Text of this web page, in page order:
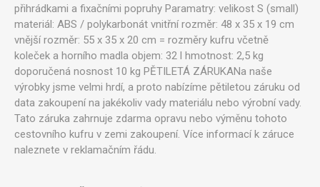
přihrádkami a fixačními popruhy Paramatry: velikost S (small)
materiál: ABS / polykarbonát vnitřní rozměr: 48 x 35 x 19 cm
vnější rozměr: 55 x 35 x 20 cm = rozměry kufru včetně
koleček a horního madla objem: 32 l hmotnost: 2,5 kg
doporučená nosnost 10 kg PĚTILETÁ ZÁRUKANa naše
výrobky jsme velmi hrdí, a proto nabízíme pětiletou záruku od
data zakoupení na jakékoliv vady materiálu nebo výrobní vady.
Tato záruka zahrnuje zdarma opravu nebo výměnu tohoto
cestovního kufru v zemi zakoupení. Více informací k záruce
naleznete v reklamačním řádu.